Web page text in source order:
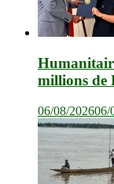
millions de
06/08/202606/